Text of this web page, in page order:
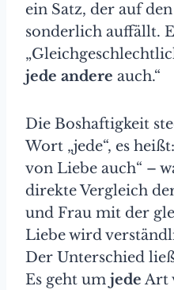
ein Satz, der auf
sonderlich auffällt.
jede andere auch.“
Die Boshaftigkeit
Wort „jede“, es
von Liebe auch“ –
direkte Vergleich
und Frau mit der
Liebe wird
Der Unterschied
Es geht um jede Art